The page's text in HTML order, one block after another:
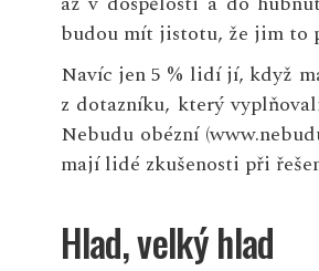
budou mít jistotu, že jim to
Navíc jen 5 % lidí jí, když
z dotazníku, který
Nebudu obézní
mají lidé zkušenosti při
Hlad, velký hlad